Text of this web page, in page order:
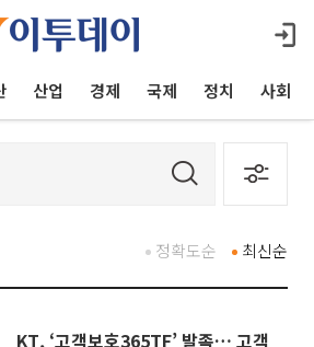
산업 경제 국제 정치 사회
최신순
정확도순
KT, ‘고객보호365TF’ 발족… 고객